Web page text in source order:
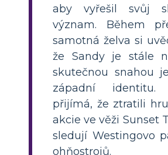
aby vyřešil svůj
význam. Během
samotná želva si
že Sandy je stále
skutečnou snahou
západní identitu.
přijímá, že ztratili
akcie ve věži Sunset
sledují Westingovo
ohňostrojů.